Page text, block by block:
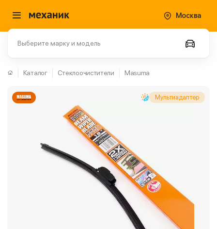
Москва
Выберите марку и модель
Каталог Стеклоочистители Masuma
Мультиадаптер